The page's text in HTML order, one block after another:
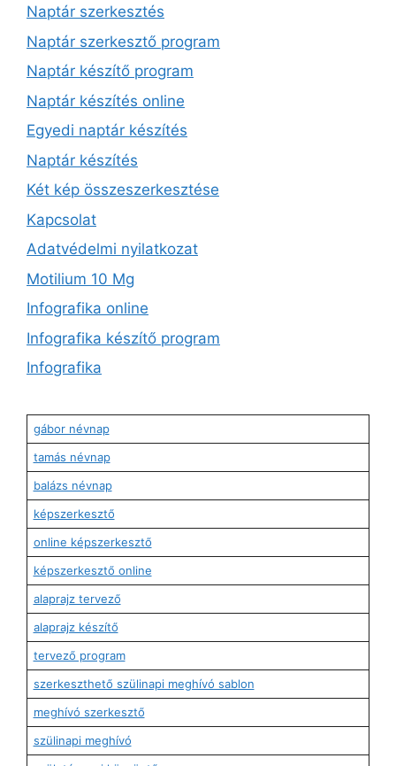
Naptár szerkesztés
Naptár szerkesztő program
Naptár készítő program
Naptár készítés online
Egyedi naptár készítés
Naptár készítés
Két kép összeszerkesztése
Kapcsolat
Adatvédelmi nyilatkozat
Motilium 10 Mg
Infografika online
Infografika készítő program
Infografika
gábor névnap
tamás névnap
balázs névnap
képszerkesztő
online képszerkesztő
képszerkesztő online
alaprajz tervező
alaprajz készítő
tervező program
szerkeszthető szülinapi meghívó sablon
meghívó szerkesztő
szülinapi meghívó